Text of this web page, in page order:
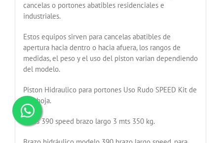
cancelas o portones abatibles residenciales e
industriales.
Estos equipos sirven para cancelas abatibles de
apertura hacia dentro o hacia afuera, los rangos de
medidas, el peso y el uso del piston varian dependiendo
del modelo.
Piston Hidraulico para portones Uso Rudo SPEED Kit de
una hoja.
Pivus 390 speed brazo largo 3 mts 350 kg.